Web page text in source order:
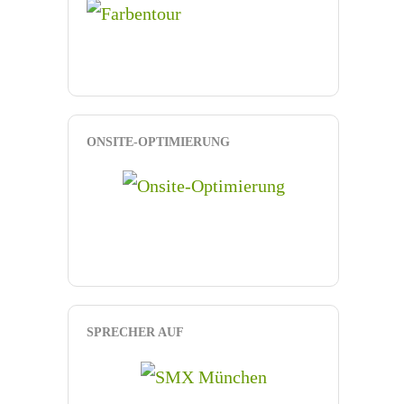
ONSITE-OPTIMIERUNG
SPRECHER AUF